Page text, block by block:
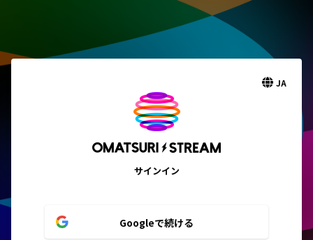
JA
サインイン
Googleで続ける